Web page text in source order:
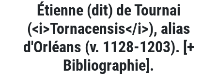
Étienne (dit) de Tournai
(<i>Tornacensis</i>), alias
d'Orléans (v. 1128-1203). [+
Bibliographie].